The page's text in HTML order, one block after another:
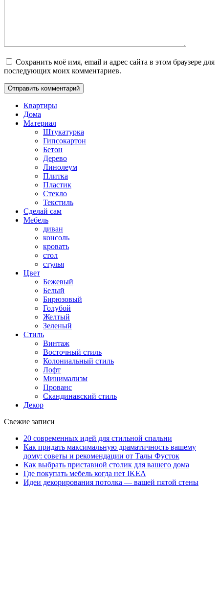
Сохранить моё имя, email и адрес сайта в этом браузере для
последующих моих комментариев.
Квартиры
Дома
Материал
Штукатурка
Гипсокартон
Бетон
Дерево
Линолеум
Плитка
Пластик
Стекло
Текстиль
Сделай сам
Мебель
диван
консоль
кровать
стол
стулья
Цвет
Бежевый
Белый
Бирюзовый
Голубой
Желтый
Зеленый
Стиль
Винтаж
Восточный стиль
Колониальный стиль
Лофт
Минимализм
Прованс
Скандинавский стиль
Декор
Свежие записи
20 современных идей для стильной спальни
Как придать максимальную драматичность вашему
дому: советы и рекомендации от Талы Фусток
Как выбрать приставной столик для вашего дома
Где покупать мебель когда нет IKEA
Идеи декорирования потолка — вашей пятой стены